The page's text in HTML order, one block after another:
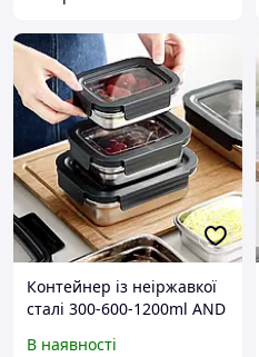
Контейнер із неіржавкої
сталі 300-600-1200ml AND
В наявності